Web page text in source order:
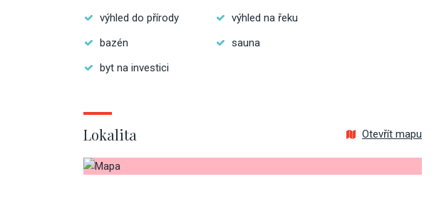
výhled do přírody
výhled na řeku
bazén
sauna
byt na investici
Lokalita Otevřít mapu